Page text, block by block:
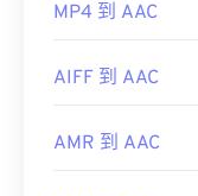
MP4 到 AAC
AIFF 到 AAC
AMR 到 AAC